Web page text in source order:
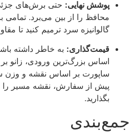
پوشش نهایی: حتی برش‌های
محافظ را از بین می‌برد. تمامی
گالوانیزه سرد ترمیم کنید تا
قیمت‌گذاری: به خاطر داشته
اساس بزرگ‌ترین ورودی، زانو
ساپورت بر اساس نقشه و وزن
پیش از سفارش، نقشه مسیر را
بگذارید.
جمع‌بندی